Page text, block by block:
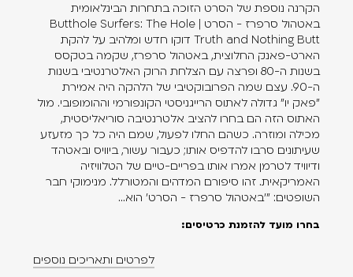
הקרנה נוספת של הסרט הזוכה בתחרות הבינלאומית
באטהול סרפרז - הסרט | Butthole Surfers: The Hole
Truth and Nothing Butt דוקו חדש ומלהיב על להקת
הארט-פאנק החלוצית, באטהול סרפרז, שקמה בטקסס
בשנות ה-80 ופרצה עם הצלחת הרוק האלטרנטיבי בשנות
ה-90. עצם שמה הפרובוקטיבי של הלהקה היה אמירת
"פאק יו" גדולה לאתוס הרייגניסטי הקונפורמי וההומופובי. מול
האתוס הזה הם בחרו להציב אלטרנטיבה סוריאליסטית,
מכילה ומוזרה. כשהם החלו לפעול, שמם היה כל כך מזעזע
שעיתונים סרבו להדפיס אותו; כעבור עשור, ביוויס ובאטהד
ודיוויד לטרמן אמרו אותו בפריים-טיים של הטלוויזיה
האמריקאית. זהו סיפורם המדהים והמטורלל. מנימוקי חבר
השופטים: "'באטהול סרפרז - הסרט' הוא...
בחרו מועד להזמנת כרטיסים:
לפרטים ותאריכים נוספים